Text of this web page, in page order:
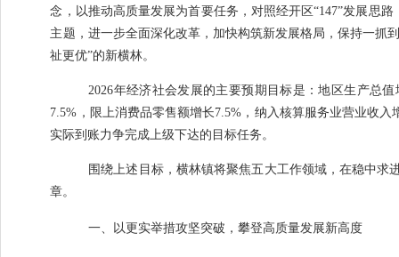
念，以推动高质量发展为首要任务， 对照经开区“147”发展思路
主题，进一步全面深化改革，加快构筑新发展格局，保持一抓
祉更优”的新横林。
2026年经济社会发展的主要预期目标是：地区生产总值
7.5% ，限上消费品零售额增长7.5% ，纳入核算服务业营业收入
实际到账力争完成上级下达的目标任务。
围绕上述目标，横林镇将聚焦五大工作领域，在稳中
章。
一、 以更实举措攻坚突破，攀登高质量发展新高度